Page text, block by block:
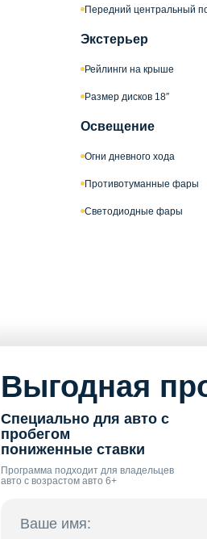
Передний центральный
Экстерьер
Рейлинги на крыше
Размер дисков 18″
Освещение
Огни дневного хода
Противотуманные фары
Светодиодные фары
Выгодная
Специально для авто с
пробегом
пониженные ставки
Программа подходит для владельцев
авто с возрастом авто 6+